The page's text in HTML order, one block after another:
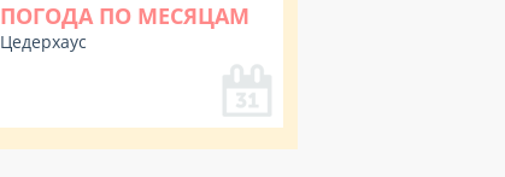
ПОГОДА ПО МЕСЯЦАМ
Цедерхаус